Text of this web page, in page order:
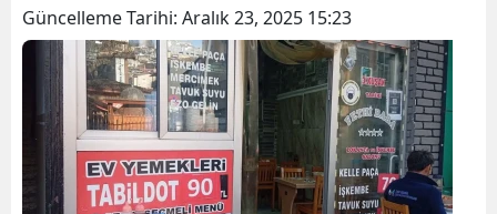
Güncelleme Tarihi: Aralık 23, 2025 15:23